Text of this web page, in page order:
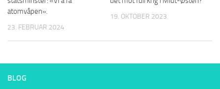
atomvåpen».
23. FEBRUAR 2024
19. OKTOBER 2023
BLOG